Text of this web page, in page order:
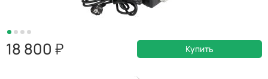
18 800 Купить